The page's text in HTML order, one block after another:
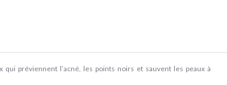
préviennent l’acné, les points noirs et sauvent les peaux à